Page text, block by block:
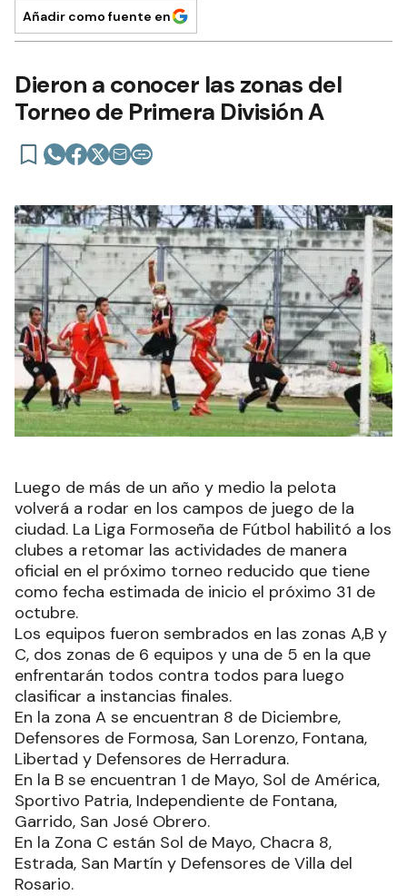
Añadir como fuente en
Dieron a conocer las zonas del
Torneo de Primera División A
Luego de más de un año y medio la pelota
volverá a rodar en los campos de juego de la
ciudad. La Liga Formoseña de Fútbol habilitó a los
clubes a retomar las actividades de manera
oficial en el próximo torneo reducido que tiene
como fecha estimada de inicio el próximo 31 de
octubre.
Los equipos fueron sembrados en las zonas A,B y
C, dos zonas de 6 equipos y una de 5 en la que
enfrentarán todos contra todos para luego
clasificar a instancias finales.
En la zona A se encuentran 8 de Diciembre,
Defensores de Formosa, San Lorenzo, Fontana,
Libertad y Defensores de Herradura.
En la B se encuentran 1 de Mayo, Sol de América,
Sportivo Patria, Independiente de Fontana,
Garrido, San José Obrero.
En la Zona C están Sol de Mayo, Chacra 8,
Estrada, San Martín y Defensores de Villa del
Rosario.